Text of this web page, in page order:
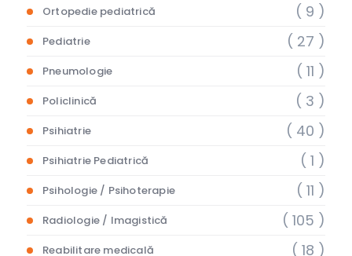
Ortopedie pediatrică ( 9 )
Pediatrie ( 27 )
Pneumologie ( 11 )
Policlinică ( 3 )
Psihiatrie ( 40 )
Psihiatrie Pediatrică ( 1 )
Psihologie / Psihoterapie ( 11 )
Radiologie / Imagistică ( 105 )
Reabilitare medicală ( 18 )